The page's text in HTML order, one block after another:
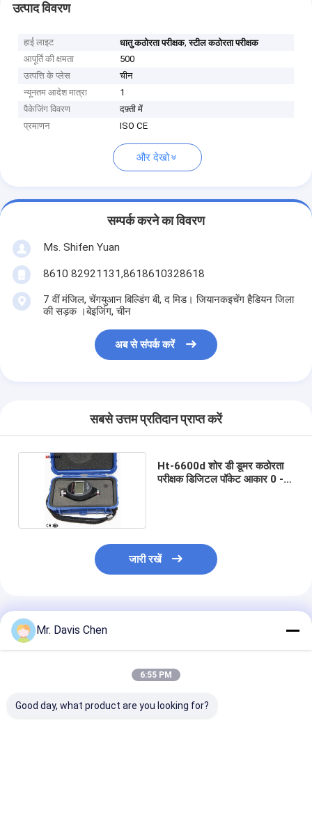
उत्पाद विवरण
हाई लाइट धातु कठोरता परीक्षक,स्टील कठोरता परीक्षक
आपूर्ति की क्षमता
500
उत्पत्ति के प्लेस
चीन
न्यूनतम आदेश मात्रा
1
पैकेजिंग विवरण
दफ़्ती में
प्रमाणन
ISO CE
और देखो
सम्पर्क करने का विवरण
Ms. Shifen Yuan
8610 82921131,8618610328618
7 वीं मंजिल, चेंगयुआन बिल्डिंग बी, द मिड। जियानकइचेंग हैडियन जिला
की सड़क ।बेइजिंग, चीन
अब से संपर्क करें
सबसे उत्तम प्रतिदान प्राप्त करें
Ht-6600d शोर डी डूमर कठोरता
परीक्षक डिजिटल पॉकेट आकार 0 -
जारी रखें
अनुशंसित उत्पाद
Mr. Davis Chen
6:55 PM
Good day, what product are you looking for?